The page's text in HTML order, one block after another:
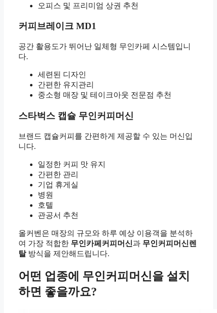
오피스 및 프리미엄 상권 추천
커피브레이크 MD1
공간 활용도가 뛰어난 일체형 무인카페 시스템입니
다.
세련된 디자인
간편한 유지관리
중소형 매장 및 테이크아웃 전문점 추천
스타벅스 캡슐 무인커피머신
브랜드 캡슐커피를 간편하게 제공할 수 있는 머신입
니다.
일정한 커피 맛 유지
간편한 관리
기업 휴게실
병원
호텔
관공서 추천
올커벤은 매장의 규모와 하루 예상 이용객을 분석하
여 가장 적합한 무인카페커피머신과 무인커피머신렌
탈방식을 제안해드립니다.
어떤 업종에 무인커피머신을 설치
하면 좋을까요?